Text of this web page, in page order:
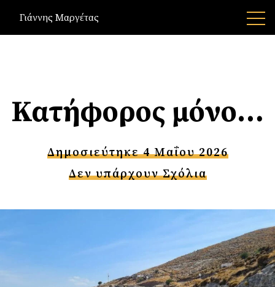
Γιάννης Μαργέτας
Κατήφορος μόνο…
Δημοσιεύτηκε 4 Μαΐου 2026
Δεν υπάρχουν Σχόλια